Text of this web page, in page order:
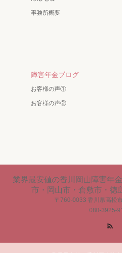
事務所概要
障害年金ブログ
お客様の声①
お客様の声②
業界最安値の香川岡山障害年
市・岡山市・倉敷市・徳
〒760-0033 香川県高松
080-3925-